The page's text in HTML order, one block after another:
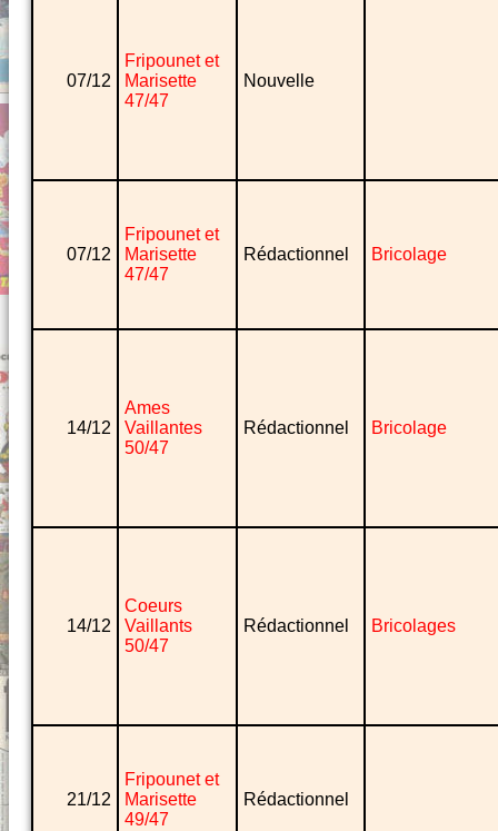
07/12
Fripounet et
Marisette
47/47
Nouvelle
07/12
Fripounet et
Marisette
47/47
Rédactionnel Bricolage
14/12
Ames
Vaillantes
50/47
Rédactionnel Bricolage
14/12
Coeurs
Vaillants
50/47
Rédactionnel Bricolages
21/12
Fripounet et
Marisette
49/47
Rédactionnel